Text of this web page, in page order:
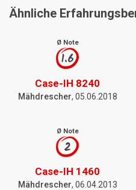
Ähnliche
Ø Note
1.6
Case-IH 8240
Mähdrescher, 05.06.2018
Ø Note
2
Case-IH 1460
Mähdrescher, 06.04.2013